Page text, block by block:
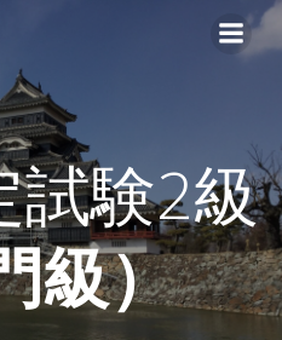
テ
ン
ツ
へ
ス
キ
ッ
プ
試験2級
級）